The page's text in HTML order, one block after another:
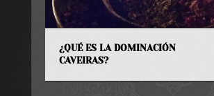
¿QUÉ ES LA DOMINACIÓN
CAVEIRAS?